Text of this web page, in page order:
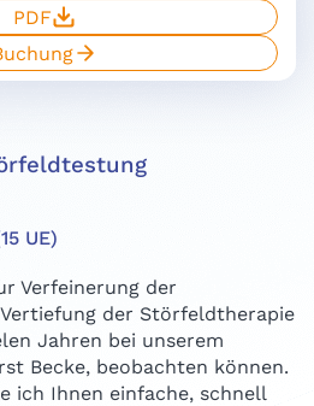
PDF
UE)
Verfeinerung der
der Störfeldtherapie
Jahren bei unserem
Becke, beobachten können.
ich Ihnen einfache, schnell